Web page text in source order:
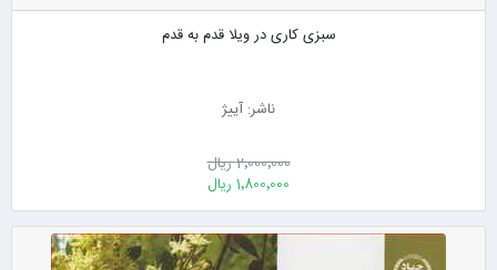
سبزی کاری در ویلا قدم به قدم
ناشر: آییژ
2٬000٬000 ریال
1٬800٬000 ریال